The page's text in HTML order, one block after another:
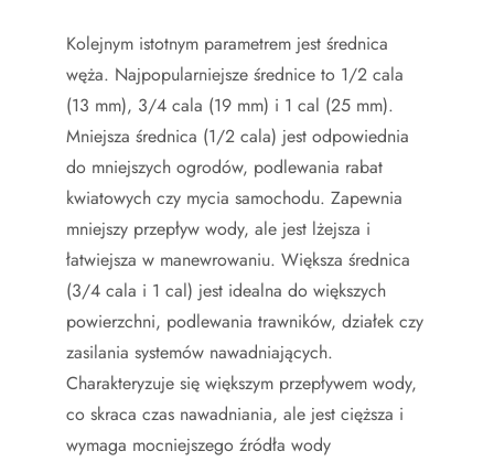
Kolejnym istotnym parametrem jest średnica
węża. Najpopularniejsze średnice to 1/2 cala
(13 mm), 3/4 cala (19 mm) i 1 cal (25 mm).
Mniejsza średnica (1/2 cala) jest odpowiednia
do mniejszych ogrodów, podlewania rabat
kwiatowych czy mycia samochodu. Zapewnia
mniejszy przepływ wody, ale jest lżejsza i
łatwiejsza w manewrowaniu. Większa średnica
(3/4 cala i 1 cal) jest idealna do większych
powierzchni, podlewania trawników, działek czy
zasilania systemów nawadniających.
Charakteryzuje się większym przepływem wody,
co skraca czas nawadniania, ale jest cięższa i
wymaga mocniejszego źródła wody